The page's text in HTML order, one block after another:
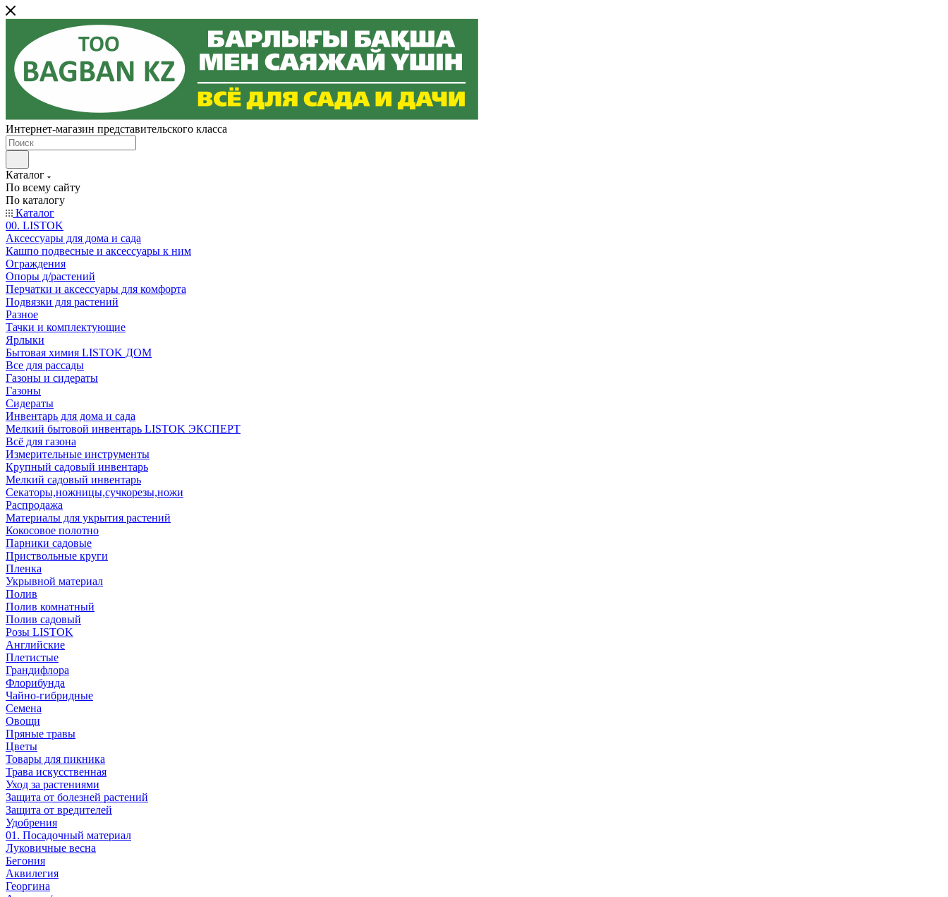
Интернет-магазин представительского класса
Каталог
По всему сайту
По каталогу
Каталог
00. LISTOK
Аксессуары для дома и сада
Кашпо подвесные и аксессуары к ним
Ограждения
Опоры д/растений
Перчатки и аксессуары для комфорта
Подвязки для растений
Разное
Тачки и комплектующие
Ярлыки
Бытовая химия LISTOK ДОМ
Все для рассады
Газоны и сидераты
Газоны
Сидераты
Инвентарь для дома и сада
Мелкий бытовой инвентарь LISTOK ЭКСПЕРТ
Всё для газона
Измерительные инструменты
Крупный садовый инвентарь
Мелкий садовый инвентарь
Секаторы,ножницы,сучкорезы,ножи
Распродажа
Материалы для укрытия растений
Кокосовое полотно
Парники садовые
Приствольные круги
Пленка
Укрывной материал
Полив
Полив комнатный
Полив садовый
Розы LISTOK
Английские
Плетистые
Грандифлора
Флорибунда
Чайно-гибридные
Семена
Овощи
Пряные травы
Цветы
Товары для пикника
Трава искусственная
Уход за растениями
Защита от болезней растений
Защита от вредителей
Удобрения
01. Посадочный материал
Луковичные весна
Бегония
Аквилегия
Георгина